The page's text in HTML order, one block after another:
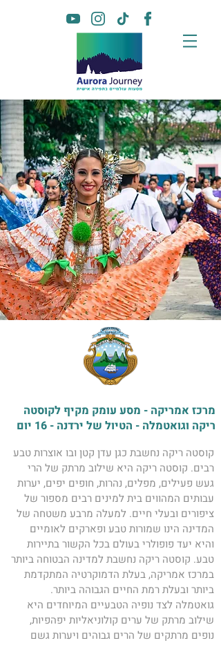
מרכז אמריקה - מסע עומק מקיף לקוסטה
ריקה וגואטמלה - הטיול של ירדנה - 16 יום
קוסטה ריקה נחשבת כגן עדן קטן ובו אוצרות טבע
רבים. קוסטה ריקה היא שילוב מרתק של הרי
געש פעילים, מפלים, נהרות, חופים יפים, יערות
עבותים המהווים בית למינים רבים מספור של
ציפורים ובעלי חיים. למעלה מרבע משטחה של
המדינה הינו שמורות טבע ופארקים לאומיים
והיא יעד פופולרי בעולם בכל הקשור בתיירות
טבע. קוסטה ריקה נחשבת למדינה הבטוחה ביותר
במרכז אמריקה, בעלת הדמוקרטיה המתקדמת
ביותר ובעלת רמת החיים הגבוהה ביותר.
גואטמלה לצד נופיה הטבעיים המיוחדים היא
שילוב מרתק של ערים קולוניאליות יפהפיות,
נופים מרתקים של הרים גבוהים ויערות גשם